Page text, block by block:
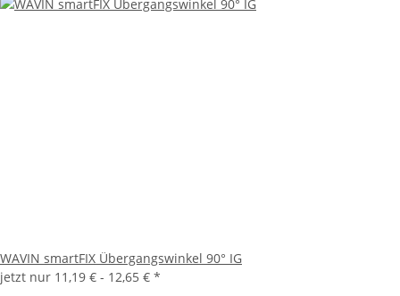
WAVIN smartFIX Übergangswinkel 90° IG
jetzt nur 11,19 € - 12,65 € *